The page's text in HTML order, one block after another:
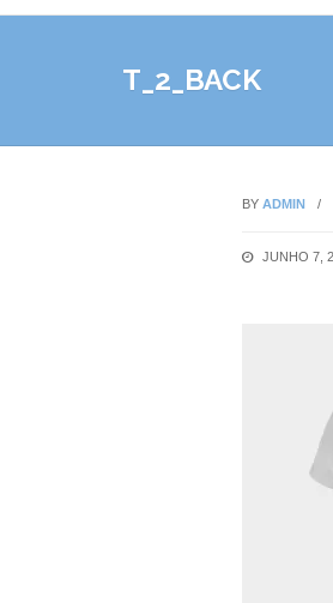
T_2_BACK
BY ADMIN
JUNHO 7,